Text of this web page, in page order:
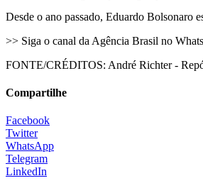
Desde o ano passado, Eduardo Bolsonaro
>> Siga o canal da Agência Brasil no
FONTE/CRÉDITOS: André Richter -
Compartilhe
Facebook
Twitter
WhatsApp
Telegram
LinkedIn